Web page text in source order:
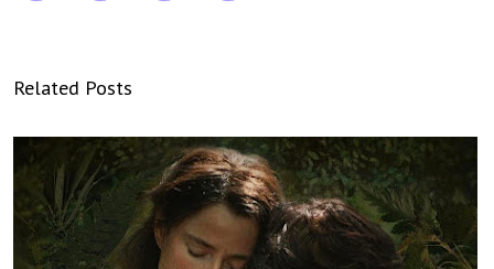
Related Posts